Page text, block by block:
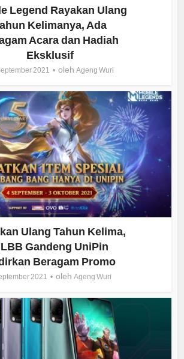
Legend Rayakan Ulang
Kelimanya, Ada
Acara dan Hadiah
Eksklusif
2021 oleh Ageng Wuri
Ulang Tahun Kelima,
Gandeng UniPin
Beragam Promo
2021 oleh Ageng Wuri